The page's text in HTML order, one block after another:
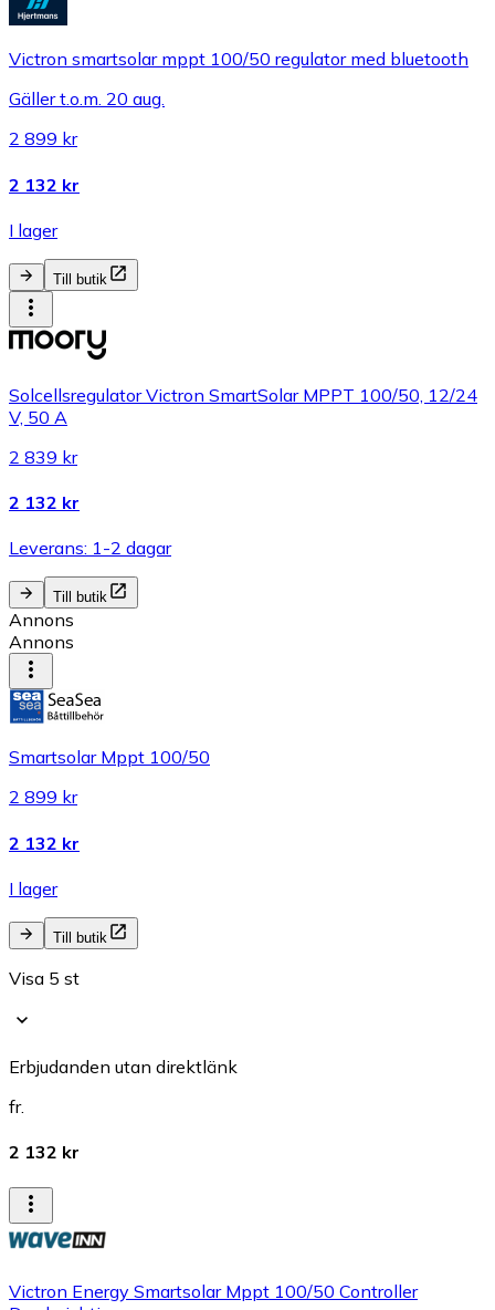
Victron smartsolar mppt 100/50 regulator med bluetooth
Gäller t.o.m. 20 aug.
2 899 kr
2 132 kr
I lager
Till butik
Solcellsregulator Victron SmartSolar MPPT 100/50, 12/24
V, 50 A
2 839 kr
2 132 kr
Leverans: 1-2 dagar
Till butik
Annons
Annons
Smartsolar Mppt 100/50
2 899 kr
2 132 kr
I lager
Till butik
Visa 5 st
Erbjudanden utan direktlänk
fr.
2 132 kr
Victron Energy Smartsolar Mppt 100/50 Controller